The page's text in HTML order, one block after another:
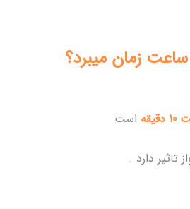
ساعت زمان میبرد؟
است
تاثیر دارد .